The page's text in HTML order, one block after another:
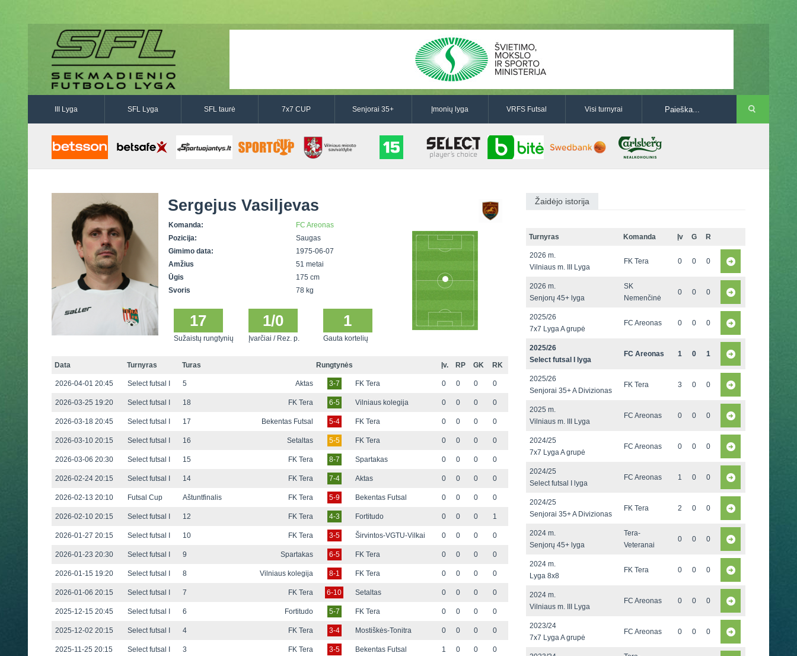
III Lyga SFL Lyga SFL taurė 7x7 CUP Senjorai 35+ Įmonių lyga VRFS Futsal Visi turnyrai
Sergejus Vasiljevas
Komanda:
FC Areonas
Pozicija:
Saugas
Gimimo data:
1975-06-07
Amžius
51 metai
Ūgis
175 cm
Svoris
78 kg
17
Sužaistų rungtynių
1/0
Įvarčiai / Rez. p.
1
Gauta kortelių
Data Turnyras Turas Rungtynės Įv. RP GK RK
2026-04-01 20:45 Select futsal I 5 Aktas 3-7 FK Tera 0 0 0 0
2026-03-25 19:20 Select futsal I 18 FK Tera 6-5 Vilniaus kolegija 0 0 0 0
2026-03-18 20:45 Select futsal I 17 Bekentas Futsal 5-4 FK Tera 0 0 0 0
2026-03-10 20:15 Select futsal I 16 Setaltas 5-5 FK Tera 0 0 0 0
2026-03-06 20:30 Select futsal I 15 FK Tera 8-7 Spartakas 0 0 0 0
2026-02-24 20:15 Select futsal I 14 FK Tera 7-4 Aktas 0 0 0 0
2026-02-13 20:10 Futsal Cup Aštuntfinalis FK Tera 5-9 Bekentas Futsal 0 0 0 0
2026-02-10 20:15 Select futsal I 12 FK Tera 4-3 Fortitudo 0 0 0 1
2026-01-27 20:15 Select futsal I 10 FK Tera 3-5 Širvintos-VGTU-Vilkai 0 0 0 0
2026-01-23 20:30 Select futsal I 9 Spartakas 6-5 FK Tera 0 0 0 0
2026-01-15 19:20 Select futsal I 8 Vilniaus kolegija 8-1 FK Tera 0 0 0 0
2026-01-06 20:15 Select futsal I 7 FK Tera 6-10 Setaltas 0 0 0 0
2025-12-15 20:45 Select futsal I 6 Fortitudo 5-7 FK Tera 0 0 0 0
2025-12-02 20:15 Select futsal I 4 FK Tera 3-4 Mostiškės-Tonitra 0 0 0 0
2025-11-25 20:15 Select futsal I 3 FK Tera 3-5 Bekentas Futsal 1 0 0 0
Žaidėjo istorija
Turnyras Komanda Įv G R
2026 m.
Vilniaus m. III Lyga
FK Tera 0 0 0
2026 m.
Senjorų 45+ lyga
SK
Nemenčinė
0 0 0
2025/26
7x7 Lyga A grupė
FC Areonas 0 0 0
2025/26
Select futsal I lyga
FC Areonas 1 0 1
2025/26
Senjorai 35+ A Divizionas
FK Tera 3 0 0
2025 m.
Vilniaus m. III Lyga
FC Areonas 0 0 0
2024/25
7x7 Lyga A grupė
FC Areonas 0 0 0
2024/25
Select futsal I lyga
FC Areonas 1 0 0
2024/25
Senjorai 35+ A Divizionas
FK Tera 2 0 0
2024 m.
Senjorų 45+ lyga
Tera-
Veteranai
0 0 0
2024 m.
Lyga 8x8
FK Tera 0 0 0
2024 m.
Vilniaus m. III Lyga
FC Areonas 0 0 0
2023/24
7x7 Lyga A grupė
FC Areonas 0 0 0